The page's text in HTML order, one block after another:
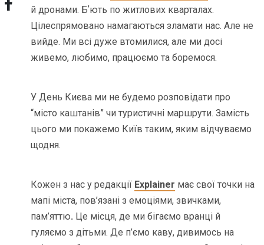
й дронами. Бʼють по житлових кварталах.
Цілеспрямовано намагаються зламати нас. Але не
вийде. Ми всі дуже втомилися, але ми досі
живемо, любимо, працюємо та боремося.
У День Києва ми не будемо розповідати про
“місто каштанів” чи туристичні маршрути. Замість
цього ми покажемо Київ таким, яким відчуваємо
щодня.
Кожен з нас у редакції Explainer має свої точки на
мапі міста, пов’язані з емоціями, звичками,
пам’яттю. Це місця, де ми бігаємо вранці й
гуляємо з дітьми. Де п’ємо каву, дивимось на